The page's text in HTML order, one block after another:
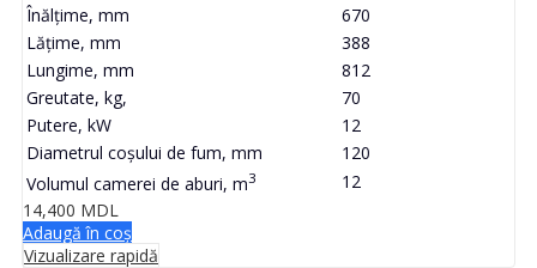
Înălțime, mm
670
Lățime, mm
388
Lungime, mm
812
Greutate, kg,
70
Putere, kW
12
Diametrul coșului de fum, mm
120
Volumul camerei de aburi, m3
12
14,400 MDL
Adaugă în coș
Vizualizare rapidă